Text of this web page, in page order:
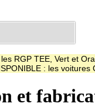
RGP TEE, Vert et
: les
et